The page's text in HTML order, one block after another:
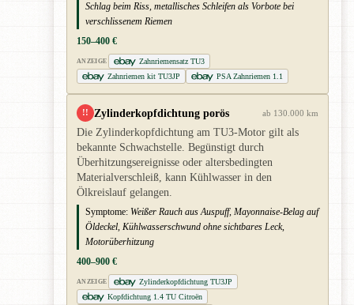
Schlag beim Riss, metallisches Schleifen als Vorbote bei
verschlissenem Riemen
150–400 €
ANZEIGE
Zahnriemensatz TU3
Zahnriemen kit TU3JP
PSA Zahnriemen 1.1
!! Zylinderkopfdichtung porös ab 130.000 km
Die Zylinderkopfdichtung am TU3-Motor gilt als
bekannte Schwachstelle. Begünstigt durch
Überhitzungsereignisse oder altersbedingten
Materialverschleiß, kann Kühlwasser in den
Ölkreislauf gelangen.
Symptome: Weißer Rauch aus Auspuff, Mayonnaise-Belag auf
Öldeckel, Kühlwasserschwund ohne sichtbares Leck,
Motorüberhitzung
400–900 €
ANZEIGE
Zylinderkopfdichtung TU3JP
Kopfdichtung 1.4 TU Citroën